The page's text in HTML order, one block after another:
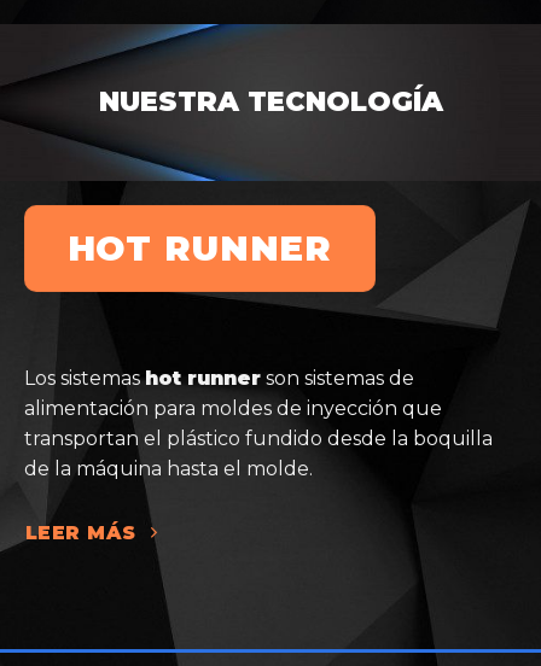
NUESTRA TECNOLOGÍA
HOT RUNNER
Los sistemashot runner son sistemas de
alimentación para moldes de inyección que
transportan el plástico fundido desde la boquilla
de la máquina hasta el molde.
LEER MÁS